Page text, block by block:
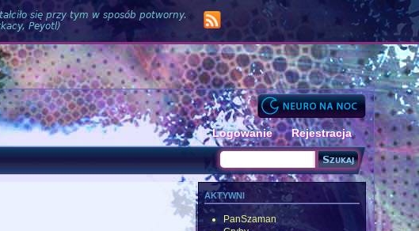
się przy tym w sposób potworny.
Peyotl)
Logowanie Rejestracja
Formularz wyszukiwania
aktywni
PanSzaman